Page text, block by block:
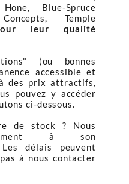
Blue-Spruce
Temple
leur qualité
(ou bonnes
accessible et
des prix attractifs,
pouvez y accéder
ci-dessous.
de stock ? Nous
à son
Les délais peuvent
à nous contacter